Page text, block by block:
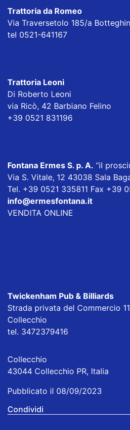
Trattoria da Romeo
Via Traversetolo 185/a
tel 0521-641167
Trattoria Leoni
Di Roberto Leoni
via Ricò, 42 Barbiano Felino
+39 0521 831196
Fontana Ermes S. p. A. “il
Via S. Vitale, 12 43038 Sala
Tel. +39 0521 335811 Fax +39
info@ermesfontana.it
VENDITA ONLINE
Twickenham Pub & Billiards
Strada privata del Commercio
Collecchio
tel. 3472379416
Collecchio
43044 Collecchio PR, Italia
Pubblicato il 08/09/2023
Condividi